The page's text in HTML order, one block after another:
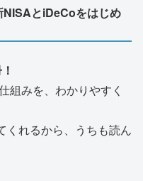
NISAとiDeCoをはじめ
組みを、わかりやすく
くれるから、うちも読ん